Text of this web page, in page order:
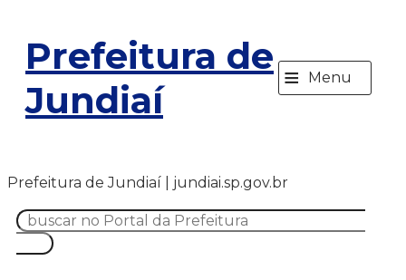
Prefeitura de
Jundiaí
≡ Menu
Prefeitura de Jundiaí | jundiai.sp.gov.br